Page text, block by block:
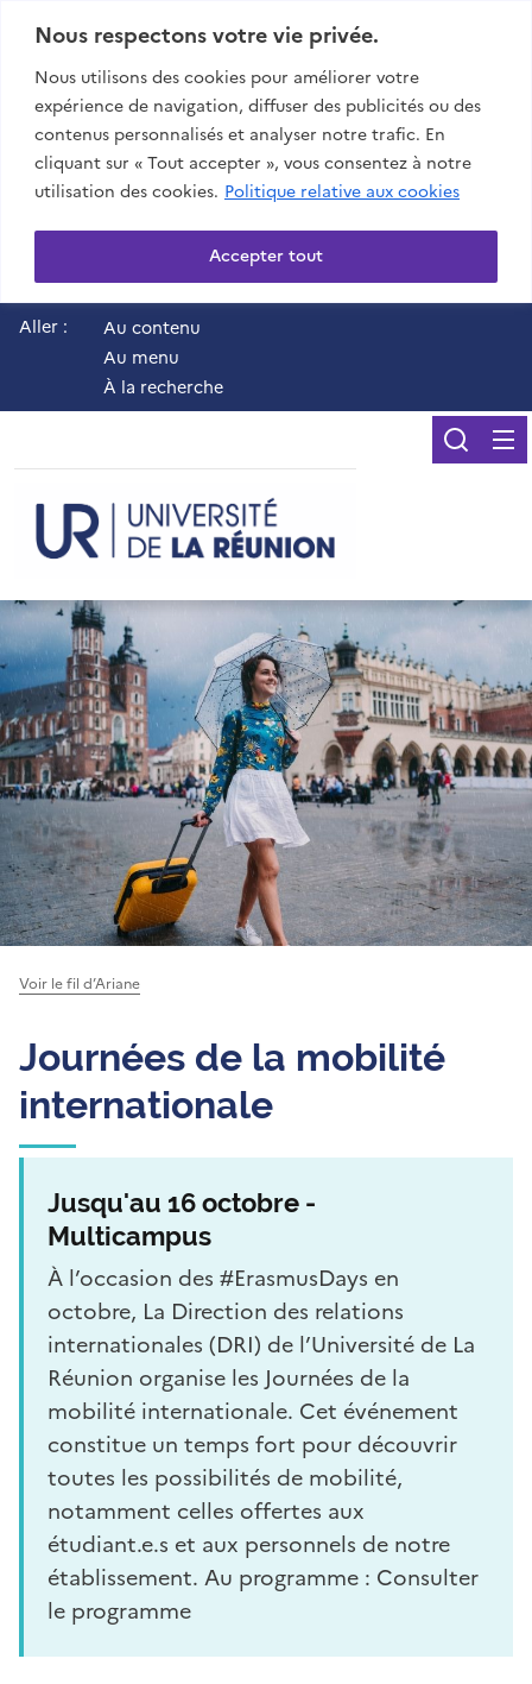
Nous respectons votre vie privée.
Nous utilisons des cookies pour améliorer votre
expérience de navigation, diffuser des publicités ou des
contenus personnalisés et analyser notre trafic. En
cliquant sur « Tout accepter », vous consentez à notre
utilisation des cookies. Politique relative aux cookies
Accepter tout
Aller :
Au contenu
Au menu
À la recherche
Voir le fil d’Ariane
Journées de la mobilité
internationale
Jusqu'au 16 octobre -
Multicampus
À l’occasion des #ErasmusDays en
octobre, La Direction des relations
internationales (DRI) de l’Université de La
Réunion organise les Journées de la
mobilité internationale. Cet événement
constitue un temps fort pour découvrir
toutes les possibilités de mobilité,
notamment celles offertes aux
étudiant.e.s et aux personnels de notre
établissement. Au programme : Consulter
le programme